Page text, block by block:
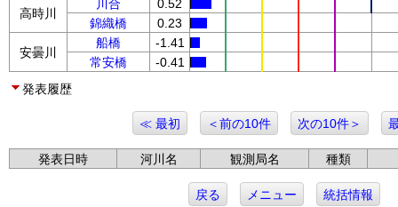
高時川
川合
0.52
錦織橋
0.23
安曇川
船橋
-1.41
常安橋
-0.41
発表履歴
≪ 最初 ＜前の10件 次の10件＞
発表日時 河川名 観測局名 種類
戻る メニュー 統括情報